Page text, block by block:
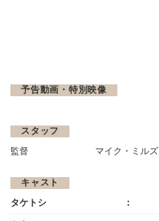
予告動画・特別映像
スタッフ
監督 マイク・ミルズ
キャスト
タケトシ